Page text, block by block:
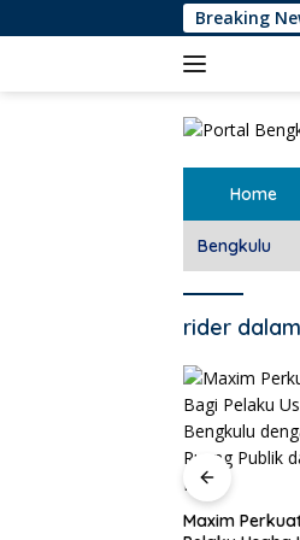
ke
Breaking
Home
Bengkulu
rider
Digelar
Kegiatan MPLS
Mukomuko
Sukses